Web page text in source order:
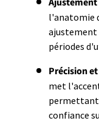
l'anatomie
ajustement
périodes
Précision
met
permettant
confiance